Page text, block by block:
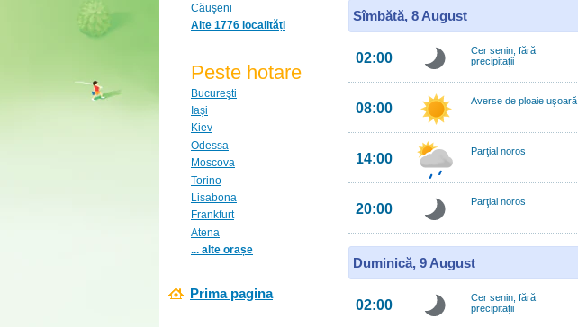
Căuşeni
Alte 1776 localități
Peste hotare
Bucureşti
Iaşi
Kiev
Odessa
Moscova
Torino
Lisabona
Frankfurt
Atena
... alte orașe
Prima pagina
Sîmbătă, 8 August
02:00
Cer senin, fără
precipitații
08:00 Averse de ploaie uşoară
14:00 Parţial noros
20:00 Parţial noros
Duminică, 9 August
02:00
Cer senin, fără
precipitații